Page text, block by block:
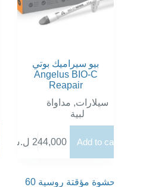
بيو سيراميك بوتي
Angelus BIO-C
Reapair
سيلارات, مداواة
لبية
244,000 ل.س Add to cart